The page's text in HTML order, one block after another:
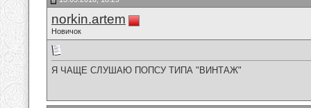
norkin.artem
Новичок
Я ЧАЩЕ СЛУШАЮ ПОПСУ ТИПА "ВИНТАЖ"